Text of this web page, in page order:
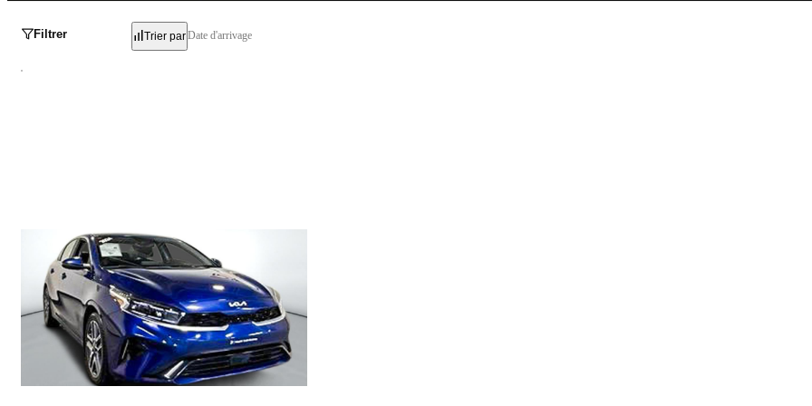
Filtrer Trier parDate d'arrivage
Kia Forte
EX 2024
43 369 km
21 995 $
20 995 $ - 1 000 $
Stock NA0324 / NIV 715594